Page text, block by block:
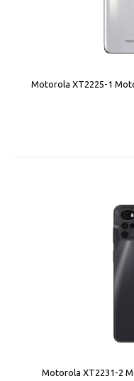
Motorola XT2225-1
Motorola XT2231-2